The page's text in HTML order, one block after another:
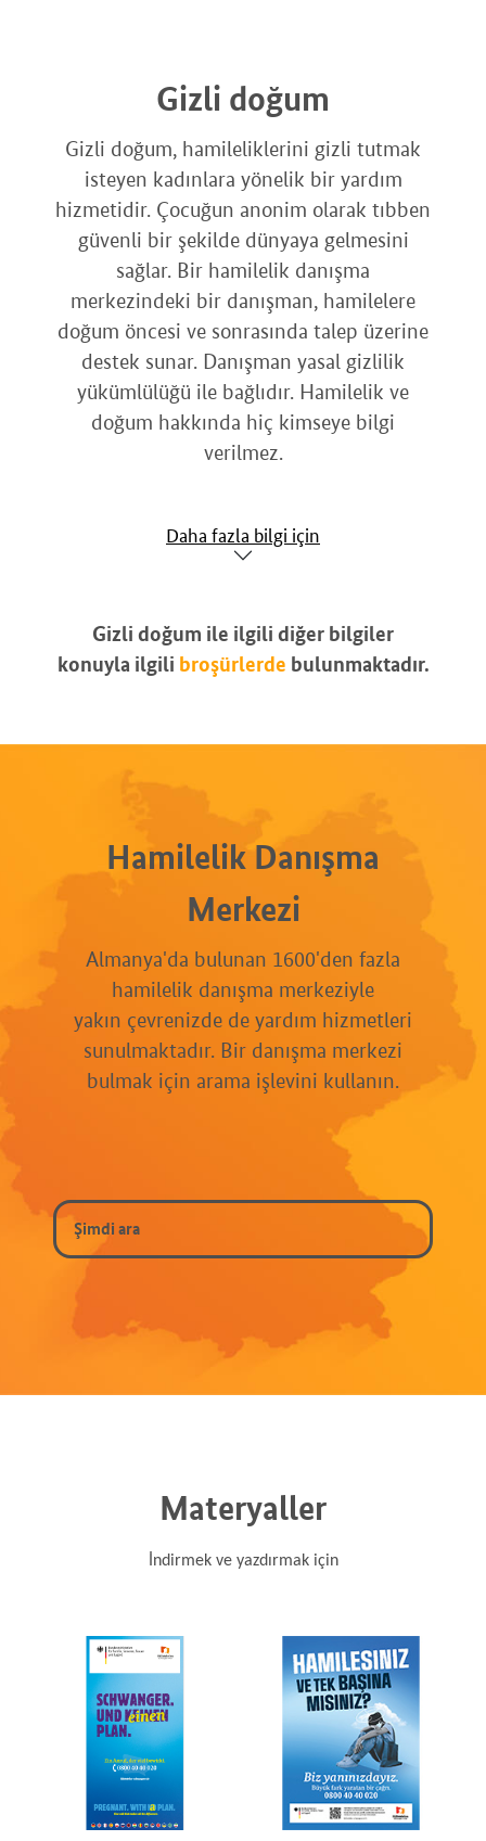
Gizli doğum
Gizli doğum, hamileliklerini gizli tutmak
isteyen kadınlara yönelik bir yardım
hizmetidir. Çocuğun anonim olarak tıbben
güvenli bir şekilde dünyaya gelmesini
sağlar. Bir hamilelik danışma
merkezindeki bir danışman, hamilelere
doğum öncesi ve sonrasında talep üzerine
destek sunar. Danışman yasal gizlilik
yükümlülüğü ile bağlıdır. Hamilelik ve
doğum hakkında hiç kimseye bilgi
verilmez.
Daha fazla bilgi için
Gizli doğum ile ilgili diğer bilgiler
konuyla ilgili broşürlerde bulunmaktadır.
Hamilelik Danışma
Merkezi
Almanya'da bulunan 1600'den fazla
hamilelik danışma merkeziyle
yakın çevrenizde de yardım hizmetleri
sunulmaktadır. Bir danışma merkezi
bulmak için arama işlevini kullanın.
Materyaller
İndirmek ve yazdırmak için